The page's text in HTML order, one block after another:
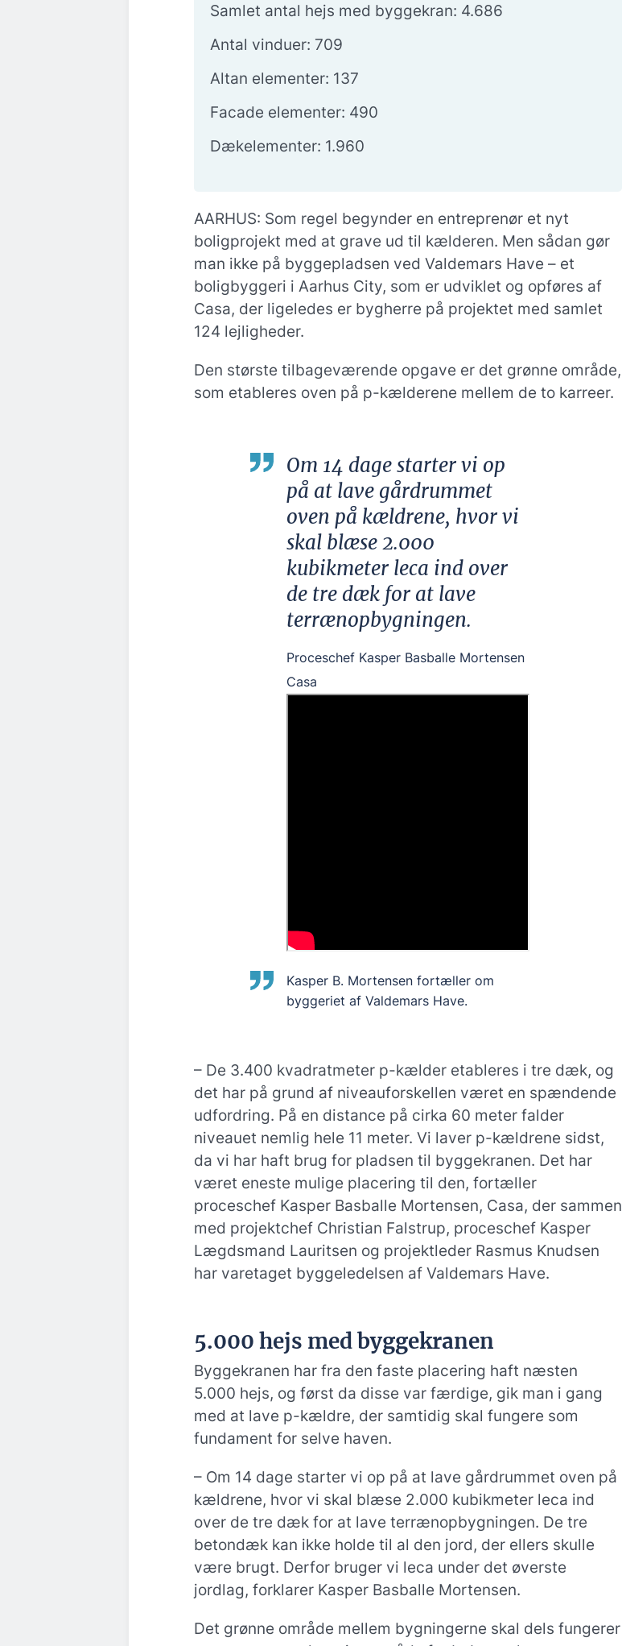
Samlet antal hejs med byggekran: 4.686
Antal vinduer: 709
Altan elementer: 137
Facade elementer: 490
Dækelementer: 1.960
AARHUS: Som regel begynder en entreprenør et nyt
boligprojekt med at grave ud til kælderen. Men sådan gør
man ikke på byggepladsen ved Valdemars Have – et
boligbyggeri i Aarhus City, som er udviklet og opføres af
Casa, der ligeledes er bygherre på projektet med samlet
124 lejligheder.
Den største tilbageværende opgave er det grønne område,
som etableres oven på p-kælderene mellem de to karreer.
Om 14 dage starter vi op
på at lave gårdrummet
oven på kældrene, hvor vi
skal blæse 2.000
kubikmeter leca ind over
de tre dæk for at lave
terrænopbygningen.
Proceschef Kasper Basballe Mortensen
Casa
Kasper B. Mortensen fortæller om
byggeriet af Valdemars Have.
– De 3.400 kvadratmeter p-kælder etableres i tre dæk, og
det har på grund af niveauforskellen været en spændende
udfordring. På en distance på cirka 60 meter falder
niveauet nemlig hele 11 meter. Vi laver p-kældrene sidst,
da vi har haft brug for pladsen til byggekranen. Det har
været eneste mulige placering til den, fortæller
proceschef Kasper Basballe Mortensen, Casa, der sammen
med projektchef Christian Falstrup, proceschef Kasper
Lægdsmand Lauritsen og projektleder Rasmus Knudsen
har varetaget byggeledelsen af Valdemars Have.
5.000 hejs med byggekranen
Byggekranen har fra den faste placering haft næsten
5.000 hejs, og først da disse var færdige, gik man i gang
med at lave p-kældre, der samtidig skal fungere som
fundament for selve haven.
– Om 14 dage starter vi op på at lave gårdrummet oven på
kældrene, hvor vi skal blæse 2.000 kubikmeter leca ind
over de tre dæk for at lave terrænopbygningen. De tre
betondæk kan ikke holde til al den jord, der ellers skulle
være brugt. Derfor bruger vi leca under det øverste
jordlag, forklarer Kasper Basballe Mortensen.
Det grønne område mellem bygningerne skal dels fungerer